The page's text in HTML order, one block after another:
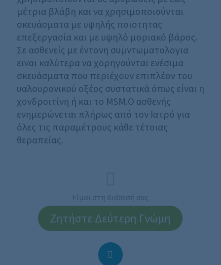
μέτρια βλάβη και να χρησιμοποιούνται
σκευάσματα με υψηλής ποιοτητας
επεξεργασία και με υψηλό μοριακό βάρος.
Σε ασθενείς με έντονη συμντωματολογια
ειναι καλύτερα να χορηγούνται ενέσιμα
σκευάσματα που περιέχουν επιπλέον του
υαλουρονικού οξέος συστατικά όπως είναι η
χονδροιτίνη ή και το MSM.Ο ασθενής
ενημερώνεται πλήρως από τον Ιατρό για
όλες τις παραμέτρους κάθε τέτοιας
θεραπείας.
Είμαι στη διάθεσή σας
Ζητήστε Δεύτερη Γνώμη